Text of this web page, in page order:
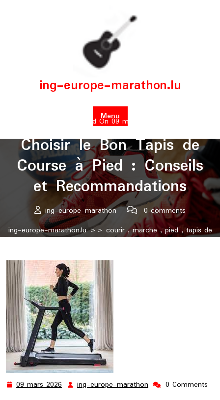
ing-europe-marathon.lu
Menu
Posted On 09 mars 2026
Choisir le Bon Tapis de
Course à Pied : Conseils
et Recommandations
ing-europe-marathon
0 comments
ing-europe-marathon.lu>> courir,marche,pied,tapis de
09 mars 2026 09 ing-europe-marathon ing- 0 Comments